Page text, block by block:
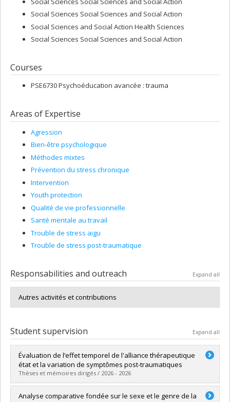
Social Sciences Social Sciences and Social Action
Social Sciences and Social Action Health Sciences
Social Sciences Social Sciences and Social Action
Courses
PSE6730 Psychoéducation avancée : trauma
Areas of Expertise
Agression
Bien-être psychologique
Méthodes mixtes
Prévention du stress chronique
Intervention
Youth protection
Qualité de vie professionnelle
Santé mentale au travail
Trouble de stress aigu
Trouble de stress post-traumatique
Responsabilities and outreach Expand all
Autres activités et contributions
Student supervision Expand all
Évaluation de l’effet temporel de l'alliance thérapeutique
état et la variation de symptômes post-traumatiques
Thèses et mémoires dirigés / 2026 - 2026
Graduate :Bellemare, François
Analyse comparative fondée sur le sexe et le genre de la